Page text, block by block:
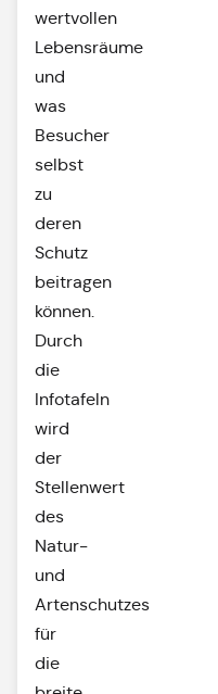
wertvollen
Lebensräume
und
was
Besucher
selbst
zu
deren
Schutz
beitragen
können.
Durch
die
Infotafeln
wird
der
Stellenwert
des
Natur-
und
Artenschutzes
für
die